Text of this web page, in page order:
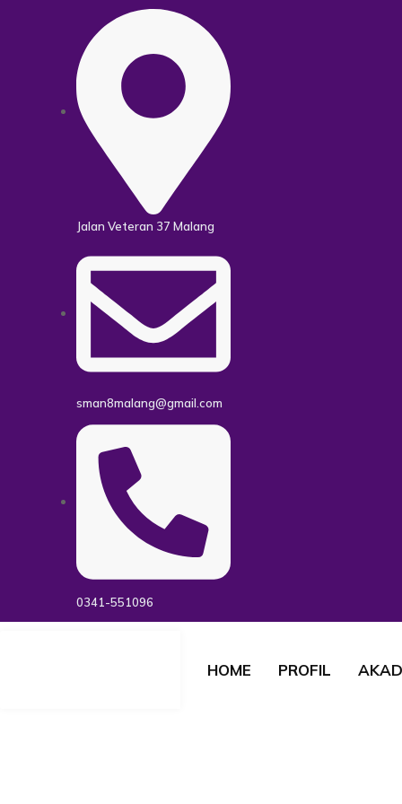
Jalan Veteran 37 Malang
sman8malang@gmail.com
0341-551096
HOME PROFIL